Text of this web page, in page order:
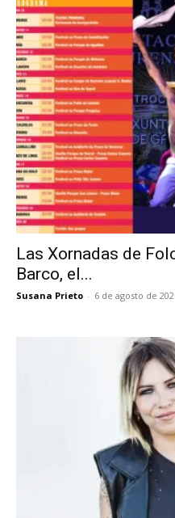
Las Xornadas de
Barco, el...
Susana Prieto - 6 de agosto de